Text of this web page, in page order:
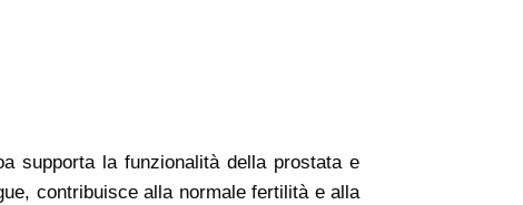
supporta la funzionalità della prostata e
contribuisce alla normale fertilità e alla